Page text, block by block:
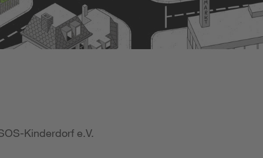
Kinderdorf e.V.